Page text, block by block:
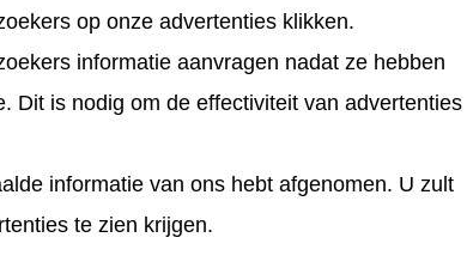
op onze advertenties klikken.
informatie aanvragen nadat ze hebben
Dit is nodig om de effectiviteit van advertenties
informatie van ons hebt afgenomen. U zult
te zien krijgen.